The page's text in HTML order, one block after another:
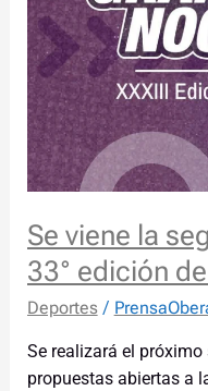
Se viene la
33° edición
Deportes/
Se realizará el
propuestas abiertas a
del
Gran
Prix
Nocturno